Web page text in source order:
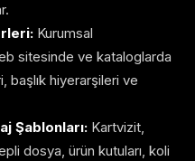
Kurumsal
sitesinde ve kataloglarda
başlık hiyerarşileri ve
Şablonları: Kartvizit,
dosya, ürün kutuları, koli